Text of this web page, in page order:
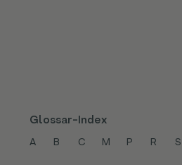
Glossar-Index
A B C M P R S